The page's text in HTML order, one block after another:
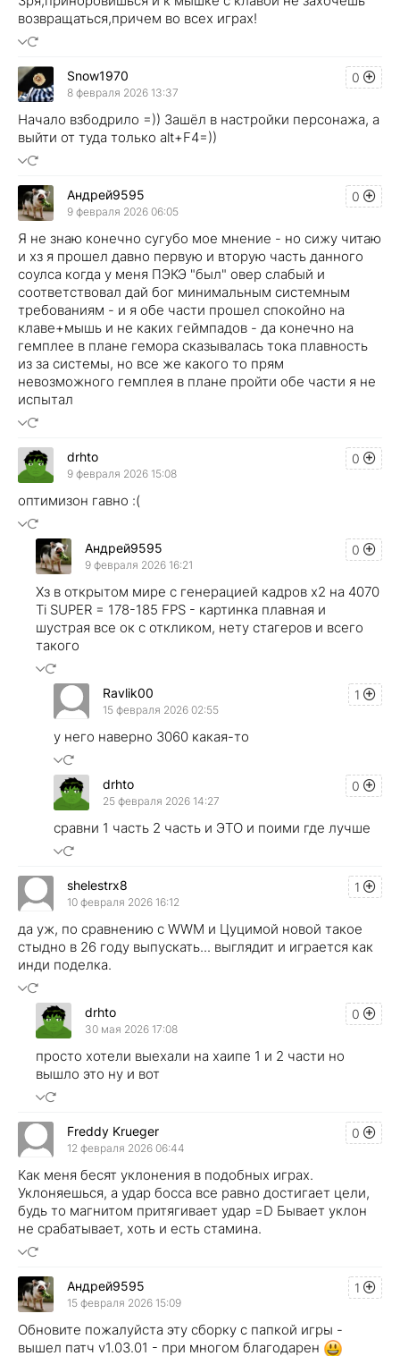
возвращаться,причем во всех играх!
0
Snow1970
8 февраля 2026 13:37
Начало взбодрило =)) Зашёл в настройки персонажа, а
выйти от туда только alt+F4=))
0
Андрей9595
9 февраля 2026 06:05
Я не знаю конечно сугубо мое мнение - но сижу читаю
и хз я прошел давно первую и вторую часть данного
соулса когда у меня ПЭКЭ "был" овер слабый и
соответствовал дай бог минимальным системным
требованиям - и я обе части прошел спокойно на
клаве+мышь и не каких геймпадов - да конечно на
гемплее в плане гемора сказывалась тока плавность
из за системы, но все же какого то прям
невозможного гемплея в плане пройти обе части я не
испытал
0
drhto
9 февраля 2026 15:08
оптимизон гавно :(
0
Андрей9595
9 февраля 2026 16:21
Хз в открытом мире с генерацией кадров х2 на 4070
Ti SUPER = 178-185 FPS - картинка плавная и
шустрая все ок с откликом, нету стагеров и всего
такого
1
Ravlik00
15 февраля 2026 02:55
у него наверно 3060 какая-то
0
drhto
25 февраля 2026 14:27
сравни 1 часть 2 часть и ЭТО и поими где лучше
1
shelestrx8
10 февраля 2026 16:12
да уж, по сравнению с WWM и Цуцимой новой такое
стыдно в 26 году выпускать... выглядит и играется как
инди поделка.
0
drhto
30 мая 2026 17:08
просто хотели выехали на хаипе 1 и 2 части но
вышло это ну и вот
0
Freddy Krueger
12 февраля 2026 06:44
Как меня бесят уклонения в подобных играх.
Уклоняешься, а удар босса все равно достигает цели,
будь то магнитом притягивает удар =D Бывает уклон
не срабатывает, хоть и есть стамина.
1
Андрей9595
15 февраля 2026 15:09
Обновите пожалуйста эту сборку с папкой игры -
вышел патч v1.03.01 - при многом благодарен